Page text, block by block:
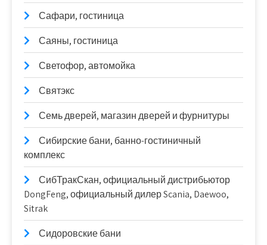
Сафари, гостиница
Саяны, гостиница
Светофор, автомойка
Святэкс
Семь дверей, магазин дверей и фурнитуры
Сибирские бани, банно-гостиничный
комплекс
СибТракСкан, официальный дистрибьютор
DongFeng, официальный дилер Scania, Daewoo,
Sitrak
Сидоровские бани